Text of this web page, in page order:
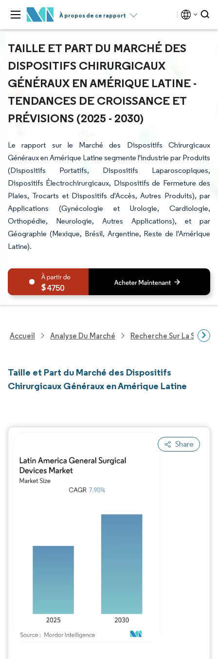
À propos de ce rapport
TAILLE ET PART DU MARCHÉ DES
DISPOSITIFS CHIRURGICAUX
GÉNÉRAUX EN AMÉRIQUE LATINE -
TENDANCES DE CROISSANCE ET
PRÉVISIONS (2025 - 2030)
Le rapport sur le Marché des Dispositifs Chirurgicaux
Généraux en Amérique Latine segmente l'industrie par Produits
(Dispositifs Portatifs, Dispositifs Laparoscopiques,
Dispositifs Électrochirurgicaux, Dispositifs de Fermeture des
Plaies, Trocarts et Dispositifs d'Accès, Autres Produits), par
Applications (Gynécologie et Urologie, Cardiologie,
Orthopédie, Neurologie, Autres Applications), et par
Géographie (Mexique, Brésil, Argentine, Reste de l'Amérique
Latine).
4750
Accueil Analyse Du Marché Recherche Sur La Santé
Taille et Part du Marché des Dispositifs
Chirurgicaux Généraux en Amérique Latine
Share